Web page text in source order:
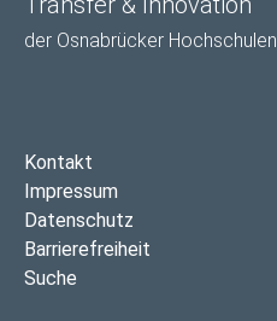
der Osnabrücker Hochschulen
Kontakt
Impressum
Datenschutz
Barrierefreiheit
Suche